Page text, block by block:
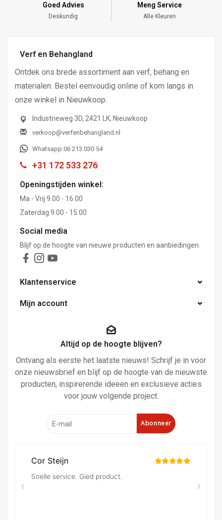
Goed Advies
Deskundig
Meng Service
Alle Kleuren
Verf en Behangland
Ontdek ons brede assortiment aan verf, behang en
materialen. Bestel eenvoudig online of kom langs in
onze winkel in Nieuwkoop.
Industrieweg 3D, 2421 LK, Nieuwkoop
verkoop@verfenbehangland.nl
Whatsapp 06 213 030 54
+31 172 533 276
Openingstijden winkel:
Ma - Vrij 9.00 - 16.00
Zaterdag 9.00 - 15.00
Social media
Blijf op de hoogte van nieuwe producten en aanbiedingen.
Klantenservice
Mijn account
Altijd op de hoogte blijven?
Ontvang als eerste het laatste nieuws! Schrijf je in voor
onze nieuwsbrief en blijf op de hoogte van de nieuwste
producten, inspirerende ideeën en exclusieve acties
voor jouw volgende project.
Abonneer